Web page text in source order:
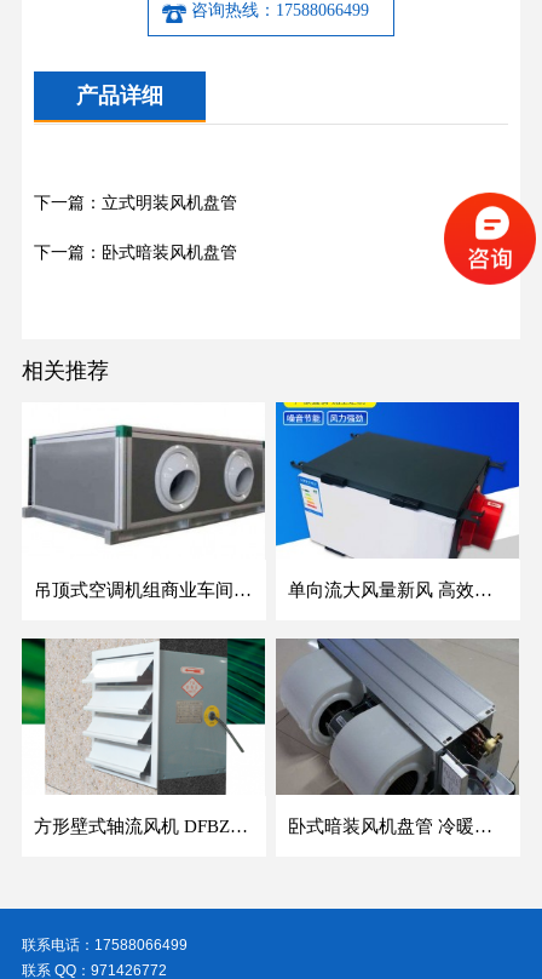
咨询热线：17588066499
产品详细
下一篇：立式明装风机盘管
下一篇：卧式暗装风机盘管
相关推荐
吊顶式空调机组商业车间防爆新风空调器射流冷暖机组 单向流大风量新风 高效除霾全热交换新风机空气净化
方形壁式轴流风机 DFBZ低噪防爆工业XBDZ静音220V/380V壁式边墙风机 卧式暗装风机盘管 冷暖两用盘管系列 明装风盘空调器
联系电话：17588066499
联系 QQ：971426772